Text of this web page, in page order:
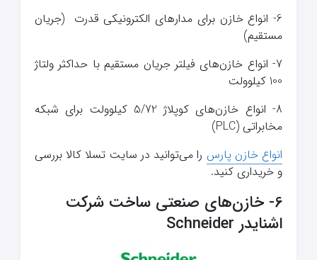
6- انواع خازن برای مدارهای الکترونیکی قدرت (جریان
مستقیم)
7- انواع خازن‌های فیلتر جریان مستقیم با حداکثر ولتاژ
100 کیلوولت
8- انواع خازن‌های کوپلاژ 5/72 کیلوولت برای شبکه
مخابراتی (PLC)
انواع خازن پارس را می‌توانید در سایت تسلا کالا بررسی
و خریداری کنید.
6- خازن‌های صنعتی ساخت شرکت
اشنایدر Schneider